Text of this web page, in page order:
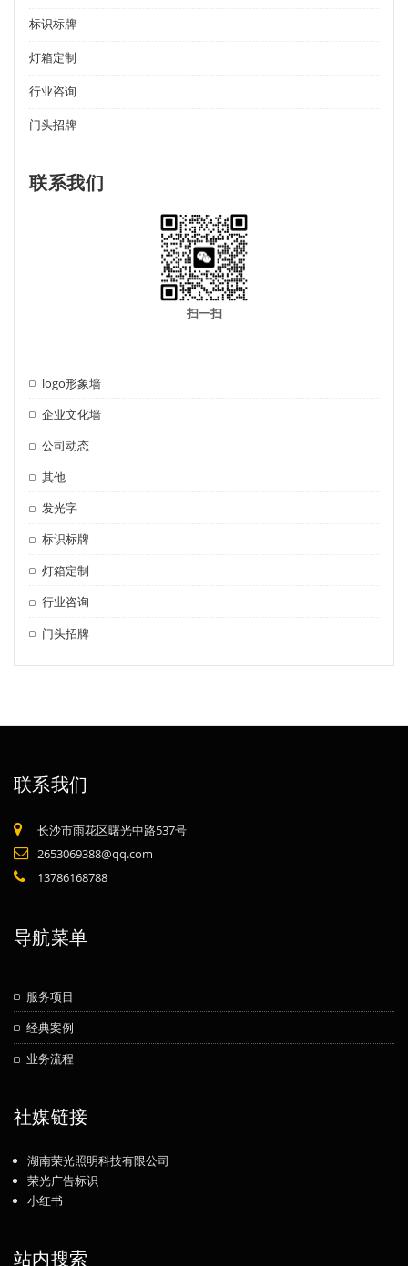
标识标牌
灯箱定制
行业咨询
门头招牌
联系我们
扫一扫
logo形象墙
企业文化墙
公司动态
其他
发光字
标识标牌
灯箱定制
行业咨询
门头招牌
联系我们
长沙市雨花区曙光中路537号
2653069388@qq.com
13786168788
导航菜单
服务项目
经典案例
业务流程
社媒链接
湖南荣光照明科技有限公司
荣光广告标识
小红书
站内搜索